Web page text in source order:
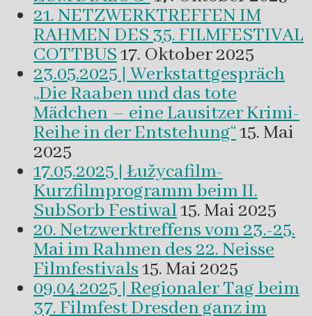
21. NETZWERKTREFFEN IM
RAHMEN DES 35. FILMFESTIVAL
COTTBUS17. Oktober 2025
23.05.2025 | Werkstattgespräch
„Die Raaben und das tote
Mädchen – eine Lausitzer Krimi-
Reihe in der Entstehung“15. Mai
2025
17.05.2025 | Łužycafilm-
Kurzfilmprogramm beim II.
SubSorb Festiwal15. Mai 2025
20. Netzwerktreffens vom 23.-25.
Mai im Rahmen des 22. Neisse
Filmfestivals15. Mai 2025
09.04.2025 | Regionaler Tag beim
37. Filmfest Dresden ganz im